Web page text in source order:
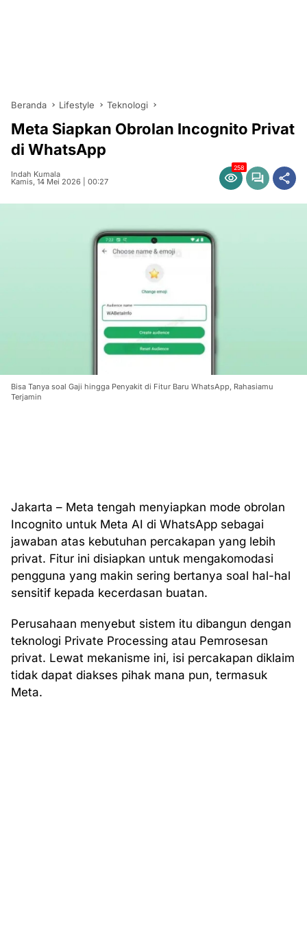
Beranda Lifestyle Teknologi
Meta Siapkan Obrolan Incognito Privat
di WhatsApp
Indah Kumala
Kamis, 14 Mei 2026 | 00:27
258
Bisa Tanya soal Gaji hingga Penyakit di Fitur Baru WhatsApp, Rahasiamu
Terjamin
Jakarta – Meta tengah menyiapkan mode obrolan
Incognito untuk Meta AI di WhatsApp sebagai
jawaban atas kebutuhan percakapan yang lebih
privat. Fitur ini disiapkan untuk mengakomodasi
pengguna yang makin sering bertanya soal hal-hal
sensitif kepada kecerdasan buatan.
Perusahaan menyebut sistem itu dibangun dengan
teknologi Private Processing atau Pemrosesan
privat. Lewat mekanisme ini, isi percakapan diklaim
tidak dapat diakses pihak mana pun, termasuk
Meta.